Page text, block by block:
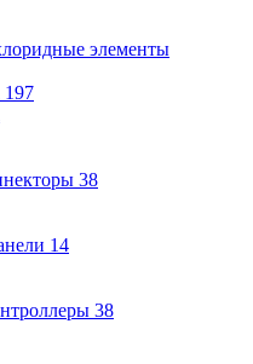
элементы
197
38
14
38